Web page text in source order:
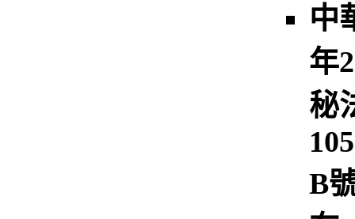
中
年
秘
B